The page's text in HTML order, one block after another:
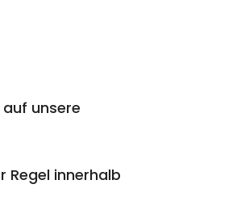
unsere
Regel innerhalb